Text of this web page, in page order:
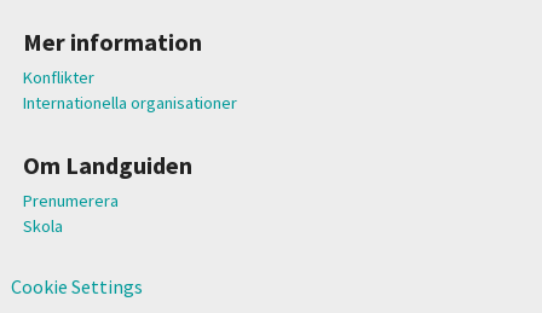
Mer information
Konflikter
Internationella organisationer
Om Landguiden
Prenumerera
Skola
Cookie Settings